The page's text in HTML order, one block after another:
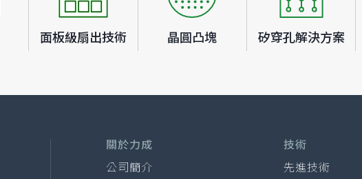
面板級扇出技術 晶圓凸塊 矽穿孔解決方案
關於力成
公司簡介
技術
先進技術